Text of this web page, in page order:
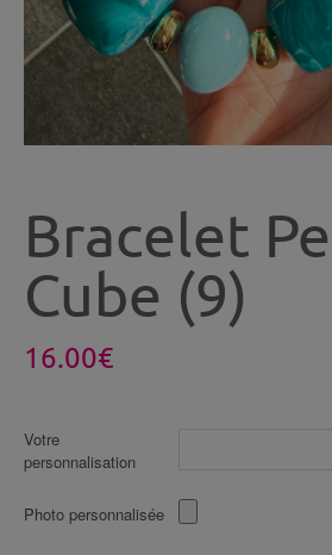
Bracelet
Cube (9)
16.00€
Votre
personnalisation
Photo personnalisée